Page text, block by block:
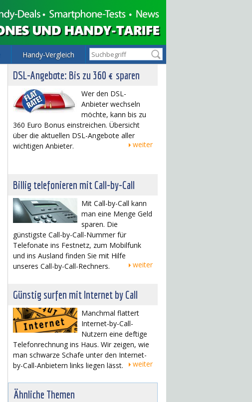
Handy-Vergleich
DSL-Angebote: Bis zu 360 € sparen
Wer den DSL-
Anbieter wechseln
möchte, kann bis zu
360 Euro Bonus einstreichen. Übersicht
über die aktuellen DSL-Angebote aller
wichtigen Anbieter.
weiter
Billig telefonieren mit Call-by-Call
Mit Call-by-Call kann
man eine Menge Geld
sparen. Die
günstigste Call-by-Call-Nummer für
Telefonate ins Festnetz, zum Mobilfunk
und ins Ausland finden Sie mit Hilfe
unseres Call-by-Call-Rechners.
weiter
Günstig surfen mit Internet by Call
Manchmal flattert
Internet-by-Call-
Nutzern eine deftige
Telefonrechnung ins Haus. Wir zeigen, wie
man schwarze Schafe unter den Internet-
by-Call-Anbietern links liegen lässt.
weiter
Ähnliche Themen